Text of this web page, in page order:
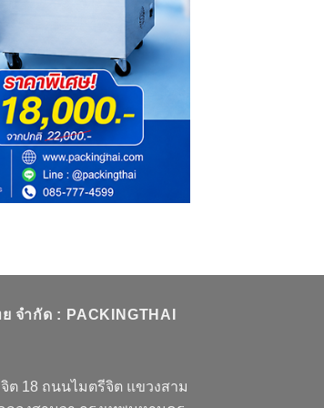
จำกัด : PACKINGTHAI
ต 18 ถนนไมตรีจิต แขวงสาม